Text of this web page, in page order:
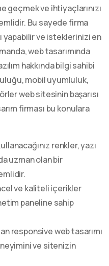
geçmek ve ihtiyaçlarınızı
Bu sayede firma
yapabilir ve isteklerinizi en
web tasarımında
hakkında bilgi sahibi
mobil uyumluluk,
web sitesinin başarısı
firması bu konulara
renkler, yazı
uzman olan bir
ve kaliteli içerikler
paneline sahip
responsive web tasarımı
ve sitenizin